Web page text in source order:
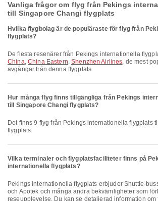
Vanliga frågor om flyg från Pekings
till Singapore Changi flygplats
Hvilka flygbolag är de populäraste för flyg från
flygplats?
De flesta resenärer från Pekings internationella
China, China Eastern,Shenzhen Airlines, de mest
avgångar från denna flygplats.
Hur många flyg finns tillgängliga från Pekings
till Singapore Changi flygplats?
Det finns 9 flyg från Pekings internationella flygplats till Singapore Changi
flygplats.
Vilka terminaler och flygplatsfaciliteter finns på
internationella flygplats?
Pekings internationella flygplats erbjuder Shuttle-buss, Biluthyrning, Klinik
och Apotek och många andra bekvämligheter som
reseupplevelse. Du kan se detaljerad information om